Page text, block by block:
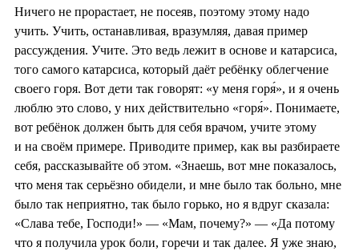
Ничего не прорастает, не посеяв, поэтому этому надо
учить. Учить, останавливая, вразумляя, давая пример
рассуждения. Учите. Это ведь лежит в основе и катарсиса,
того самого катарсиса, который даёт ребёнку облегчение
своего горя. Вот дети так говорят: «у меня горя́», и я очень
люблю это слово, у них действительно «горя́». Понимаете,
вот ребёнок должен быть для себя врачом, учите этому
и на своём примере. Приводите пример, как вы разбираете
себя, рассказывайте об этом. «Знаешь, вот мне показалось,
что меня так серьёзно обидели, и мне было так больно, мне
было так неприятно, так было горько, но я вдруг сказала:
«Слава тебе, Господи!» — «Мам, почему?» — «Да потому
что я получила урок боли, горечи и так далее. Я уже знаю,